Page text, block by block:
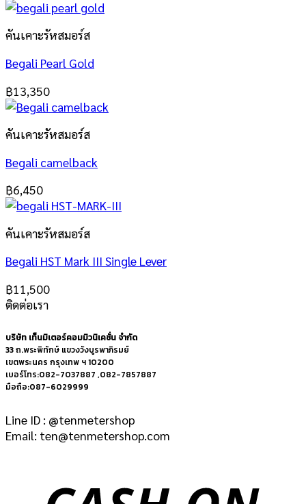
คันเคาะรัหสมอร์ส
Begali Pearl Gold
฿13,350
คันเคาะรัหสมอร์ส
Begali camelback
฿6,450
คันเคาะรัหสมอร์ส
Begali HST Mark III Single Lever
฿11,500
ติดต่อเรา
บริษัท เท็นมิเตอร์คอมมิวนิเคชั่น จำกัด
33 ถ.พระพิทักษ์ แขวงวังบูรพาภิรมย์
เขตพระนคร กรุงเทพ ฯ 10200
เบอร์โทร:082-7037887 ,082-7857887
มือถือ:087-6029999
Line ID : @tenmetershop
Email: ten@tenmetershop.com